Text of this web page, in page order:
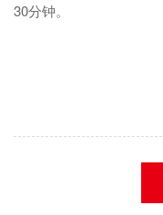
30分钟。